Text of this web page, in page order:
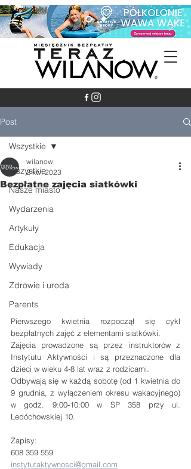
Post
Wszystkie
Nasze miasto
Wydarzenia
Artykuły
Edukacja
Wywiady
Zdrowie i uroda
Parents
Wszystkie
Bezpłatne zajęcia siatkówki
wilanow
2 kwi 2023
Pierwszego kwietnia rozpoczął się cykl
bezpłatnych zajęć z elementami siatkówki.
Zajęcia prowadzone są przez instruktorów z
Instytutu Aktywności i są przeznaczone dla
dzieci w wieku 4-8 lat wraz z rodzicami.
Odbywają się w każdą sobotę (od 1 kwietnia do
9 grudnia, z wyłączeniem okresu wakacyjnego)
w godz. 9:00-10:00 w SP 358 przy ul.
Ledóchowskiej 10.
Zapisy:
608 359 559
instytutaktywnosci@gmail.com